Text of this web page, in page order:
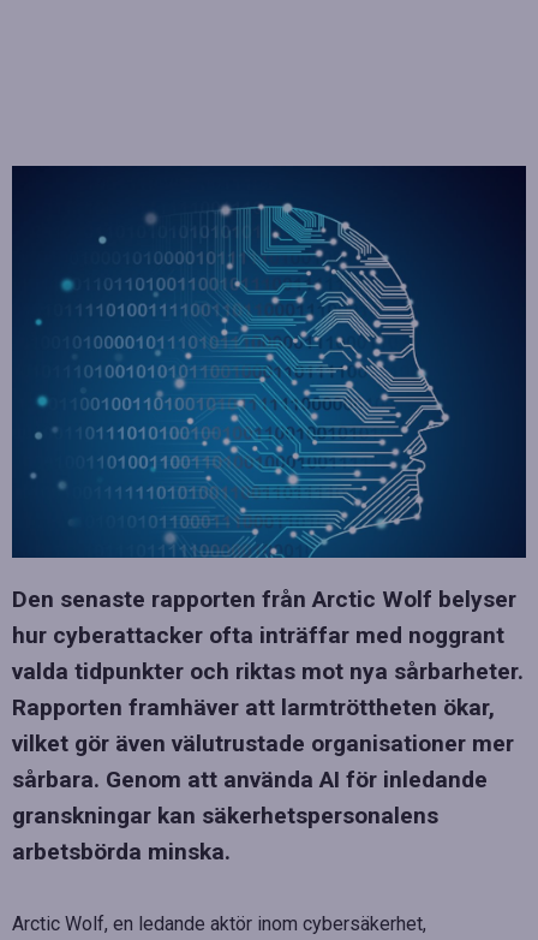
Den senaste rapporten från Arctic Wolf belyser
hur cyberattacker ofta inträffar med noggrant
valda tidpunkter och riktas mot nya sårbarheter.
Rapporten framhäver att larmtröttheten ökar,
vilket gör även välutrustade organisationer mer
sårbara. Genom att använda AI för inledande
granskningar kan säkerhetspersonalens
arbetsbörda minska.
Arctic Wolf, en ledande aktör inom cybersäkerhet,